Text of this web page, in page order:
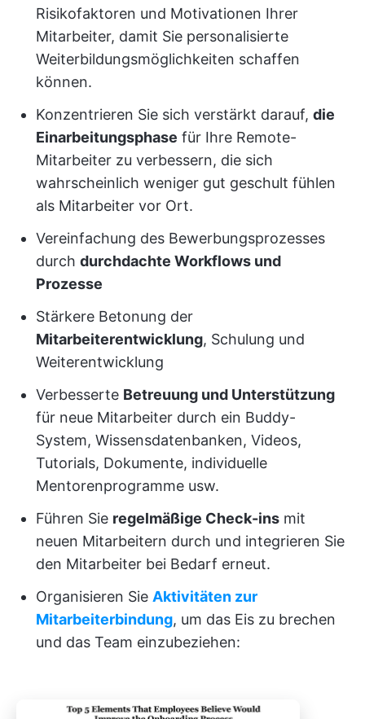
Risikofaktoren und Motivationen Ihrer
Mitarbeiter, damit Sie personalisierte
Weiterbildungsmöglichkeiten schaffen
können.
Konzentrieren Sie sich verstärkt darauf, die
Einarbeitungsphase für Ihre Remote-
Mitarbeiter zu verbessern, die sich
wahrscheinlich weniger gut geschult fühlen
als Mitarbeiter vor Ort.
Vereinfachung des Bewerbungsprozesses
durch durchdachte Workflows und
Prozesse
Stärkere Betonung der
Mitarbeiterentwicklung, Schulung und
Weiterentwicklung
Verbesserte Betreuung und Unterstützung
für neue Mitarbeiter durch ein Buddy-
System, Wissensdatenbanken, Videos,
Tutorials, Dokumente, individuelle
Mentorenprogramme usw.
Führen Sie regelmäßige Check-ins mit
neuen Mitarbeitern durch und integrieren Sie
den Mitarbeiter bei Bedarf erneut.
Organisieren Sie Aktivitäten zur
Mitarbeiterbindung, um das Eis zu brechen
und das Team einzubeziehen: